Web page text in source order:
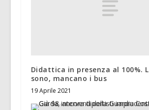
Didattica in presenza al 100%.
sono, mancano i bus
19 Aprile 2021